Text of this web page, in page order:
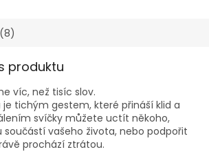
produktu
víc, než tisíc slov.
tichým gestem, které přináší klid a
svíčky můžete uctít někoho,
součástí vašeho života, nebo podpořit
prochází ztrátou.